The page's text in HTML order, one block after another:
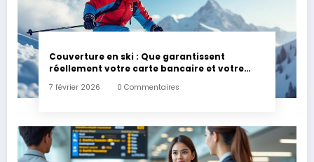
Couverture en ski : Que garantissent
réellement votre carte bancaire et votre
7 février 2026 0 Commentaires